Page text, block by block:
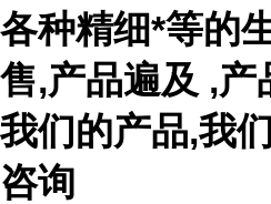
各种精细*等的
售,产品遍及 ,产
我们的产品,我
咨询